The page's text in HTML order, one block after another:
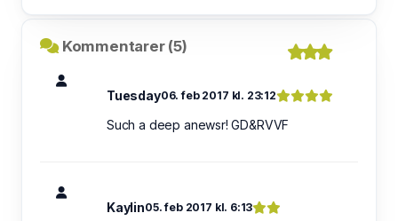
Kommentarer (5)
Tuesday06. feb 2017 kl. 23:12
Such a deep anewsr! GD&RVVF
Kaylin05. feb 2017 kl. 6:13